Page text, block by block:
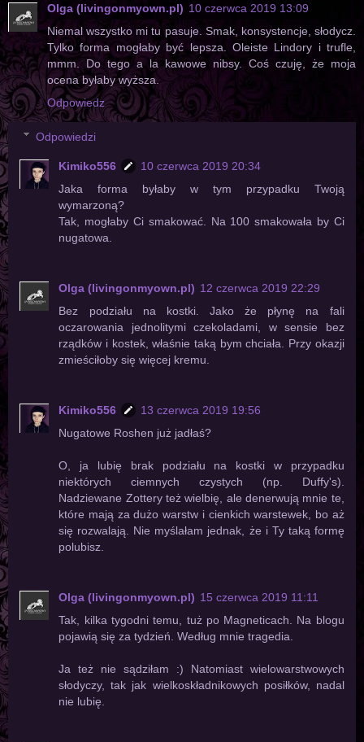
Olga (livingonmyown.pl) 10 czerwca 2019 13:09
Niemal wszystko mi tu pasuje. Smak, konsystencje, słodycz.
Tylko forma mogłaby być lepsza. Oleiste Lindory i trufle,
mmm. Do tego a la kawowe nibsy. Coś czuję, że moja
ocena byłaby wyższa.
Odpowiedz
Odpowiedzi
Kimiko556
10 czerwca 2019 20:34
Jaka forma byłaby w tym przypadku Twoją
wymarzoną?
Tak, mogłaby Ci smakować. Na 100 smakowała by Ci
nugatowa.
Olga (livingonmyown.pl) 12 czerwca 2019 22:29
Bez podziału na kostki. Jako że płynę na fali
oczarowania jednolitymi czekoladami, w sensie bez
rządków i kostek, właśnie taką bym chciała. Przy okazji
zmieściłoby się więcej kremu.
Kimiko556
13 czerwca 2019 19:56
Nugatowe Roshen już jadłaś?
O, ja lubię brak podziału na kostki w przypadku
niektórych ciemnych czystych (np. Duffy's).
Nadziewane Zottery też wielbię, ale denerwują mnie te,
które mają za dużo warstw i cienkich warstewek, bo aż
się rozwalają. Nie myślałam jednak, że i Ty taką formę
polubisz.
Olga (livingonmyown.pl) 15 czerwca 2019 11:11
Tak, kilka tygodni temu, tuż po Magneticach. Na blogu
pojawią się za tydzień. Według mnie tragedia.
Ja też nie sądziłam :) Natomiast wielowarstwowych
słodyczy, tak jak wielkoskładnikowych posiłków, nadal
nie lubię.